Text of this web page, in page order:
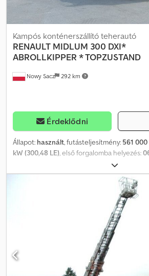
Nowy Sacz 292 km
Kampós konténerszállító teherautó
RENAULT MIDLUM 300 DXI*
ABROLLKIPPER * TOPZUSTAND
Érdeklődni
Állapot: használt, futásteljesítmény: 561 000
kW (300,48 LE), első forgalomba helyezés:
, össztömeg:
2 tengely, fékek:retarder, szín:fehér,
ABS, daru,
stabilitásprogram (ESP), légkondicionálás,
MIDLUM 300 DXI Kampós felépítmény / 4x2
Akqef Balesetmentes Jó állapotban! • Gyártási
Futásteljesítmény: 561 000 km Felszereltség:
zár • Elektromos ablakemelők • Elektromos
Szervokormány • Tachográf Terhelhetőség:
18 000 kg Tengelytáv: 470 cm Abroncs
Felfüggesztés: laprugós Telefon: Kuba –